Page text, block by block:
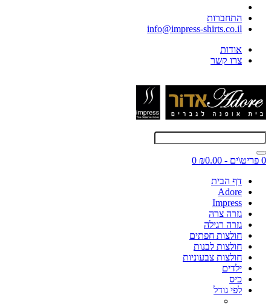
התחברות
info@impress-shirts.co.il
אודות
צרו קשר
0 פריט\ים - ₪0.00
0
דף הבית
Adore
Impress
גזרה צרה
גזרה רגילה
חולצות חפתים
חולצות לבנות
חולצות צבעוניות
ילדים
כיס
לפי גודל